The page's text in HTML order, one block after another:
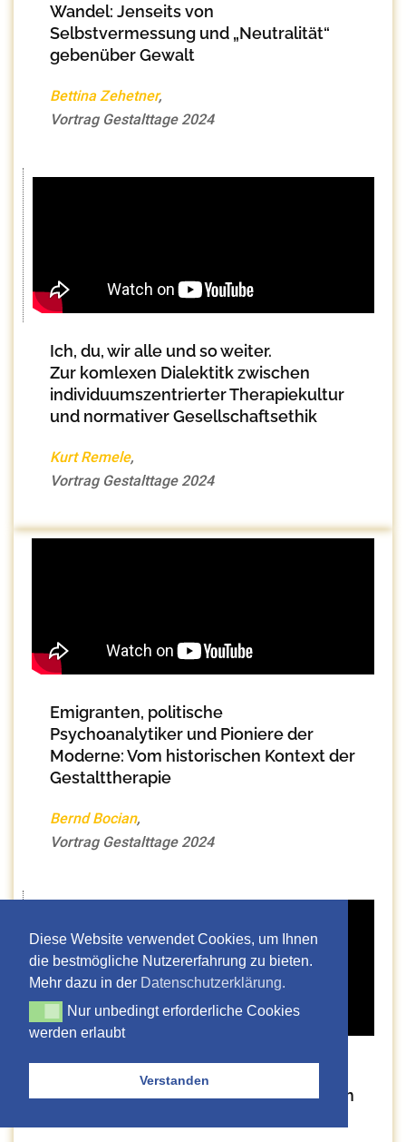
Wandel: Jenseits von
Selbstvermessung und „Neutralität“
gebenüber Gewalt
Bettina Zehetner,
Vortrag Gestalttage 2024
Ich, du, wir alle und so weiter.
Zur komlexen Dialektitk zwischen
individuumszentrierter Therapiekultur
und normativer Gesellschaftsethik
Kurt Remele,
Vortrag Gestalttage 2024
Emigranten, politische
Psychoanalytiker und Pioniere der
Moderne: Vom historischen Kontext der
Gestalttherapie
Bernd Bocian,
Vortrag Gestalttage 2024
…und wie nennen wir es heute?
Die Geschichte der Diagnosefindung im
Diese Website verwendet Cookies, um Ihnen
die bestmögliche Nutzererfahrung zu bieten.
Mehr dazu in der Datenschutzerklärung.
Nur unbedingt erforderliche Cookies werden erlaubt
Nur unbedingt erforderliche Cookies
werden erlaubt
Verstanden